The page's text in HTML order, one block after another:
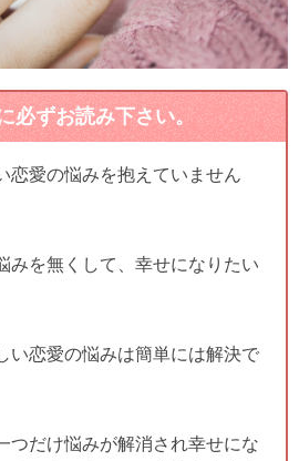
必ずお読み下さい。
恋愛の悩みを抱えていません
みを無くして、幸せになりたい
い恋愛の悩みは簡単には解決で
つだけ悩みが解消され幸せにな